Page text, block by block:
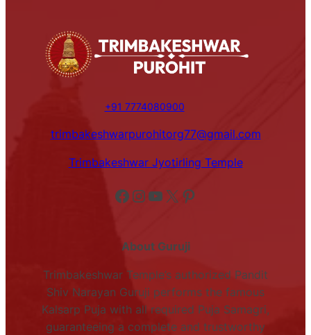
+91 7774080900
trimbakeshwarpurohitorg77@gmail.com
Trimbakeshwar Jyotirling Temple
Facebook Instagram YouTube X Pinterest
About Guruji
Trimbakeshwar Temple’s authorized Pandit
Shiv Narayan Guruji performs the famous
Kalsarp Puja with all required Puja Samagri,
guaranteeing a complete and trustworthy